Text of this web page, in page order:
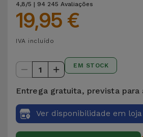
4,8/5 | 94 245 Avaliações
19,95 €
IVA incluído
1 EM STOCK
Entrega gratuita, prevista para
Ver disponibilidade em loja